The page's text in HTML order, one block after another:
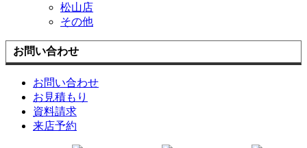
松山店
その他
お問い合わせ
お問い合わせ
お見積もり
資料請求
来店予約